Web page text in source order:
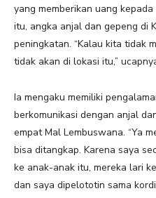
yang memberikan uang
itu, angka anjal dan gepeng di
peningkatan. “Kalau kita tidak
tidak akan di lokasi itu,”
Ia mengaku memiliki
berkomunikasi dengan anjal
empat Mal Lembuswana. “Ya
bisa ditangkap. Karena saya
ke anak-anak itu, mereka lari
dan saya dipelototin sama